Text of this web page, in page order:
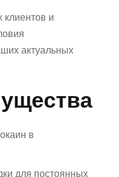
и
актуальных
в
для постоянных